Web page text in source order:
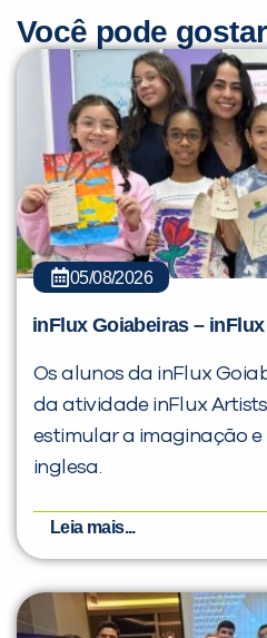
Você pode
05/08/2026
inFlux Goiabeiras –
Os alunos da inFlux
da atividade inFlux
estimular a imaginação
inglesa.
Leia mais...